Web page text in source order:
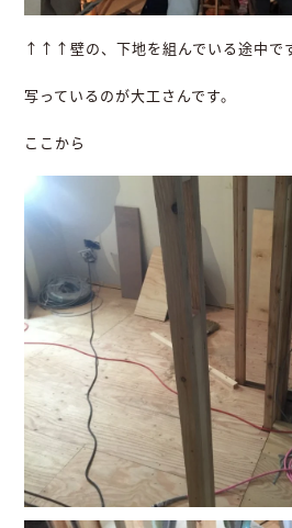
↑↑↑壁の、下地を組んでいる途中で
写っているのが大工さんです。
ここから